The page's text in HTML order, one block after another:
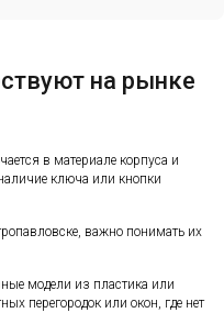
на рынке
в материале корпуса и
ключа или кнопки
важно понимать их
модели из пластика или
перегородок или окон, где нет